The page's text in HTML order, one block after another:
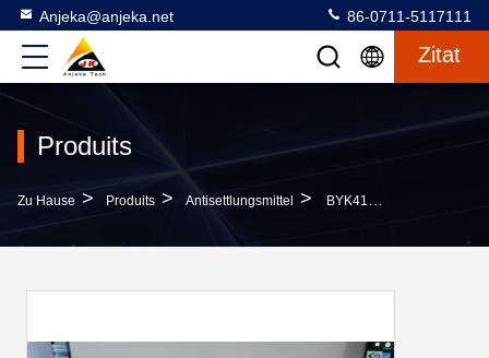
Anjeka@anjeka.net 86-0711-5117111
Zitat
Produits
Zu Hause > Produits > Antisettlungsmittel > BYK410 Rheologische Mittel Für Mittlere Polarität Und Lösungsmittelfreie Beschichtung Verbessern Absackenwiderstand Und Absetzwiderstand